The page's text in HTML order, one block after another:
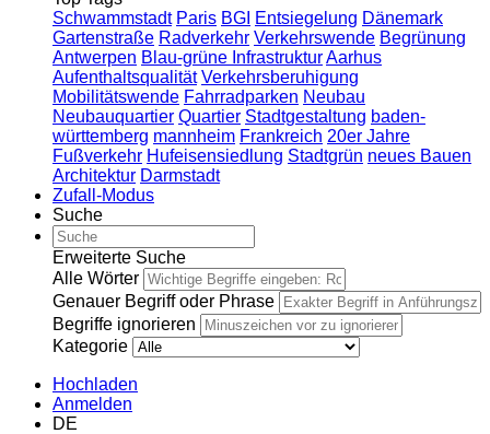
Schwammstadt Paris BGI Entsiegelung Dänemark
Gartenstraße Radverkehr Verkehrswende Begrünung
Antwerpen Blau-grüne InfrastrukturAarhus
Aufenthaltsqualität Verkehrsberuhigung
Mobilitätswende Fahrradparken Neubau
Neubauquartier Quartier Stadtgestaltung baden-
württemberg mannheim Frankreich 20er Jahre
Fußverkehr Hufeisensiedlung Stadtgrün neues Bauen
Architektur Darmstadt
Zufall-Modus
Suche
Erweiterte Suche
Alle Wörter
Genauer Begriff oder Phrase
Begriffe ignorieren
Kategorie
Hochladen
Anmelden
DE